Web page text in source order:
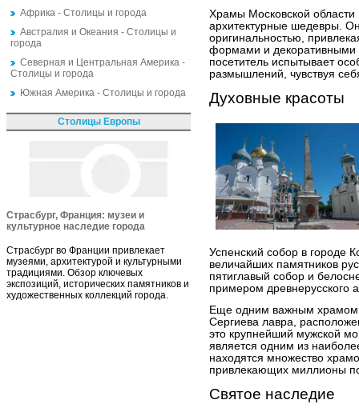
Африка - Столицы и города
Австралия и Океания - Столицы и
города
Северная и Центральная Америка -
Столицы и города
Южная Америка - Столицы и города
Столицы Европы
Страсбург, Франция: музеи и
культурное наследие города
Страсбург во Франции привлекает
музеями, архитектурой и культурными
традициями. Обзор ключевых
экспозиций, исторических памятников и
художественных коллекций города.
Храмы Московской
архитектурные шедевры.
оригинальностью,
формами и декоративными
посетитель испытывает
размышлений, чувствуя
Духовные красоты
Успенский собор в городе
величайших памятников
пятиглавый собор и
примером древнерусского
Еще одним важным храмом
Сергиева лавра,
это крупнейший мужской
является одним из
находятся множество
привлекающих миллионы
Святое наследие